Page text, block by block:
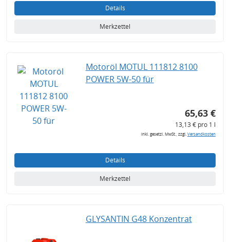
Details
Merkzettel
Motoröl MOTUL 111812 8100
POWER 5W-50 für
65,63 €
13,13 € pro 1 l
inkl. gesetzl. MwSt., zzgl.Versandkosten
Details
Merkzettel
GLYSANTIN G48 Konzentrat